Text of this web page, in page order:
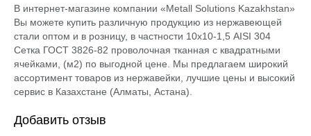
В интернет-магазине компании «Metall Solutions Kazakhstan»
Вы можете купить различную продукцию из нержавеющей
стали оптом и в розницу, в частности 10х10-1,5 AISI 304
Сетка ГОСТ 3826-82 проволочная тканная с квадратными
ячейками, (м2) по выгодной цене. Мы предлагаем широкий
ассортимент товаров из нержавейки, лучшие цены и высокий
сервис в Казахстане (Алматы, Астана).
Добавить отзыв